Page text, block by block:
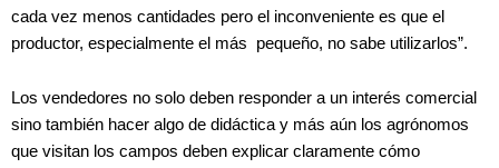
cada vez menos cantidades pero el inconveniente es que el
productor, especialmente el más pequeño, no sabe utilizarlos”.
Los vendedores no solo deben responder a un interés comercial
sino también hacer algo de didáctica y más aún los agrónomos
que visitan los campos deben explicar claramente cómo